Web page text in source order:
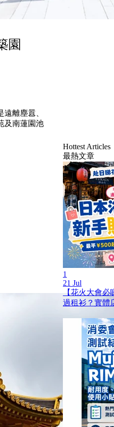
園
離塵囂、
及南蓮園池
Hottest Articles
最熱文章
1
21 Jul
【花火大會
過租衫？實體